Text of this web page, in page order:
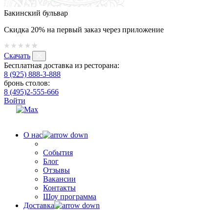
Бакинский бульвар
Скидка 20% на первый заказ через приложение
Скачать
Бесплатная доставка из ресторана:
8 (925) 888-3-888
бронь столов:
8 (495)2-555-666
Войти
О нас
События
Блог
Отзывы
Вакансии
Контакты
Шоу программа
Доставка